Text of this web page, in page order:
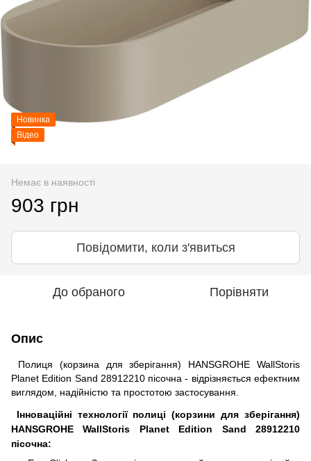
Новинка
Відео
Немає в наявності
903 грн
Повідомити, коли з'явиться
До обраного Порівняти
Опис
Полиця (корзина для зберігання) HANSGROHE WallStoris
Planet Edition Sand 28912210 пісочна - відрізняється ефектним
виглядом, надійністю та простотою застосування.
Інноваційні технології полиці (корзини для зберігання)
HANSGROHE WallStoris Planet Edition Sand 28912210
пісочна: